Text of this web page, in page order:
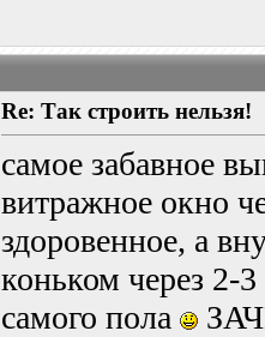
Re: Так строить нельзя!
самое забавное
витражное окно
здоровенное, а
коньком через 2-
самого пола